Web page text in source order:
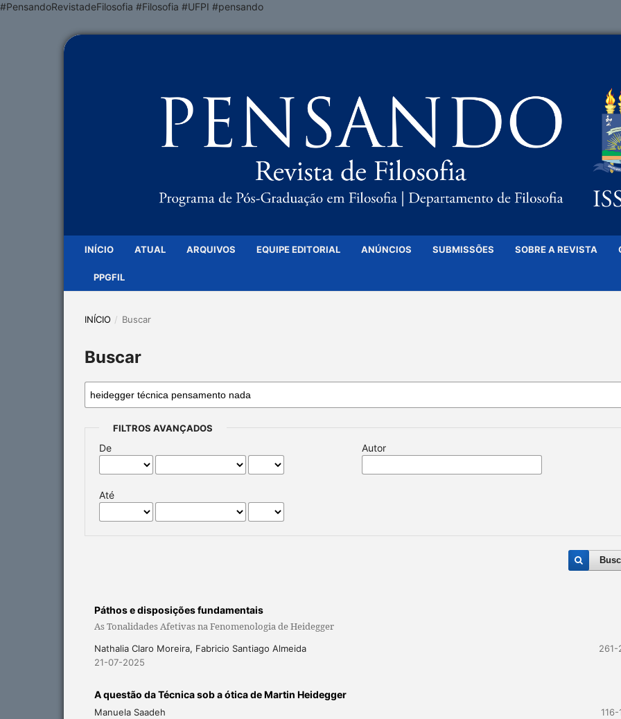
#PensandoRevistadeFilosofia #Filosofia #UFPI #pensando
INÍCIO ATUAL ARQUIVOS EQUIPE EDITORIAL ANÚNCIOS SUBMISSÕES SOBRE A REVISTA
PPGFIL
INÍCIO / Buscar
Buscar
FILTROS AVANÇADOS
De
Até
Autor
Páthos e disposições fundamentais
As Tonalidades Afetivas na Fenomenologia de Heidegger
Nathalia Claro Moreira, Fabricio Santiago Almeida
261-
21-07-2025
A questão da Técnica sob a ótica de Martin Heidegger
Manuela Saadeh
116-